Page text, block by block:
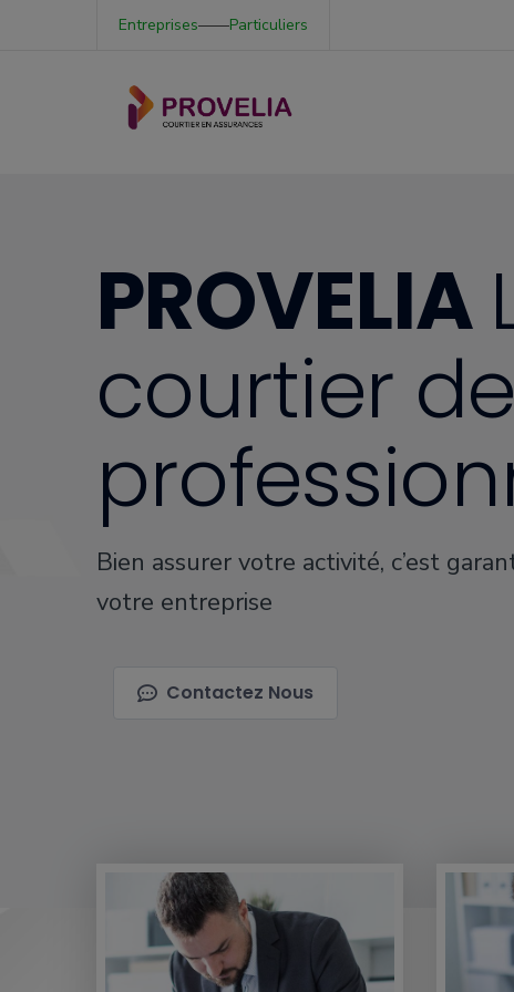
Entreprises——Particuliers
PROVELIA
courtier
Bien assurer votre activité, c’est
votre entreprise
Contactez Nous
besoins